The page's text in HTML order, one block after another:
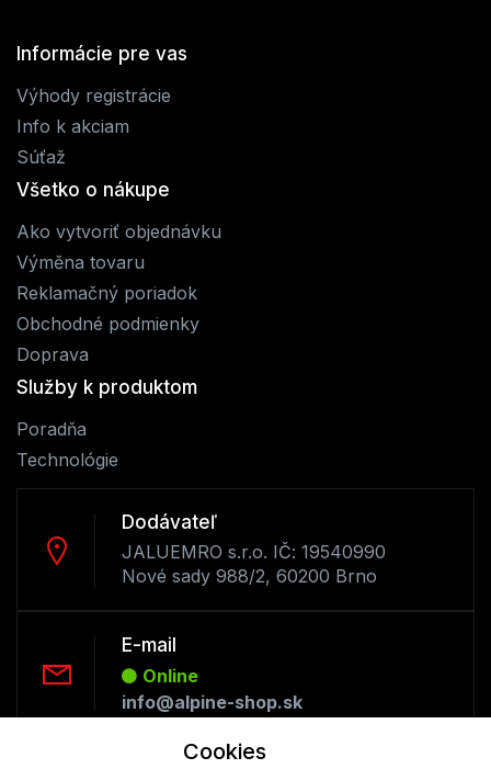
Informácie pre vas
Výhody registrácie
Info k akciam
Súťaž
Všetko o nákupe
Ako vytvoriť objednávku
Výměna tovaru
Reklamačný poriadok
Obchodné podmienky
Doprava
Služby k produktom
Poradňa
Technológie
Dodávateľ
JALUEMRO s.r.o. IČ: 19540990
Nové sady 988/2, 60200 Brno
E-mail
Online
info@alpine-shop.sk
Cookies